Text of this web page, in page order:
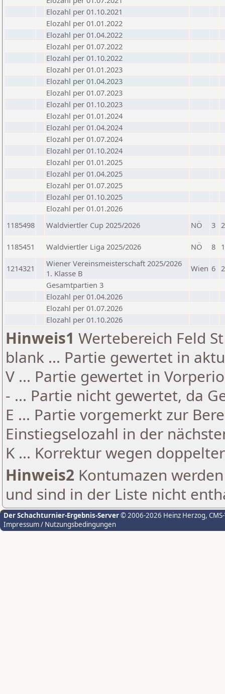
Elozahl per 01.10.2021
Elozahl per 01.01.2022
Elozahl per 01.04.2022
Elozahl per 01.07.2022
Elozahl per 01.10.2022
Elozahl per 01.01.2023
Elozahl per 01.04.2023
Elozahl per 01.07.2023
Elozahl per 01.10.2023
Elozahl per 01.01.2024
Elozahl per 01.04.2024
Elozahl per 01.07.2024
Elozahl per 01.10.2024
Elozahl per 01.01.2025
Elozahl per 01.04.2025
Elozahl per 01.07.2025
Elozahl per 01.10.2025
Elozahl per 01.01.2026
1185498
Waldviertler Cup 2025/2026 NÖ 3
1185451 Waldviertler Liga 2025/2026 NÖ 8
1214321
Wiener Vereinsmeisterschaft 2025/2026
1. Klasse B
Wien 6
Gesamtpartien 3
Elozahl per 01.04.2026
Elozahl per 01.07.2026
Elozahl per 01.10.2026
Hinweis1 Wertebereich Feld
blank ... Partie gewertet in
V ... Partie gewertet in
- ... Partie nicht gewertet, da
E ... Partie vorgemerkt zur
Einstiegselozahl in der
K ... Korrektur wegen
Hinweis2 Kontumazen
und sind in der Liste nicht
Der Schachturnier-Ergebnis-Server© 2006-2026 Heinz Herzog,
Impressum / Nutzungsbedingungen